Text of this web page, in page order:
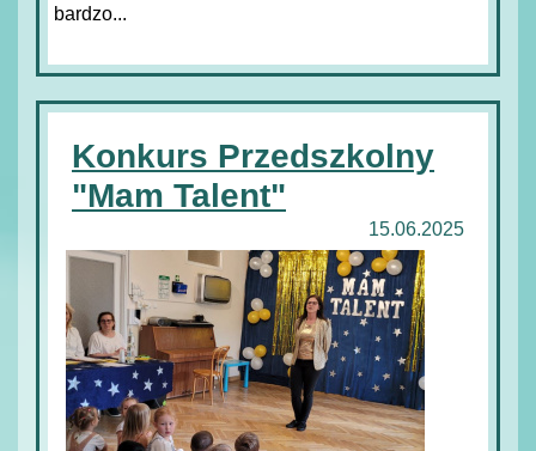
bardzo...
Konkurs Przedszkolny
"Mam Talent"
15.06.2025